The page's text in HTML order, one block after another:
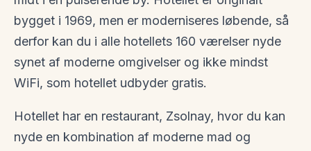
bygget i 1969, men er moderniseres løbende, så
derfor kan du i alle hotellets 160 værelser nyde
synet af moderne omgivelser og ikke mindst
WiFi, som hotellet udbyder gratis.
Hotellet har en restaurant, Zsolnay, hvor du kan
nyde en kombination af moderne mad og